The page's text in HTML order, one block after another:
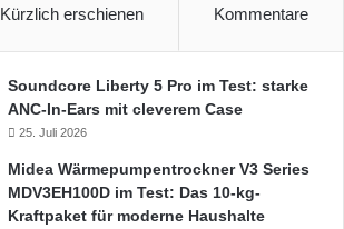
Kürzlich erschienen Kommentare
Soundcore Liberty 5 Pro im Test: starke
ANC-In-Ears mit cleverem Case
25. Juli 2026
Midea Wärmepumpentrockner V3 Series
MDV3EH100D im Test: Das 10-kg-
Kraftpaket für moderne Haushalte